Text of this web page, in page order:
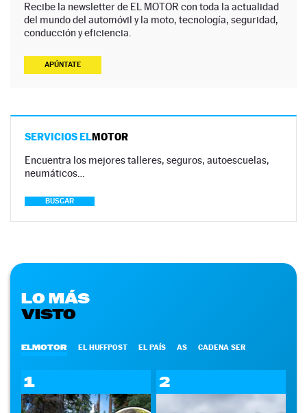
Recibe la newsletter de EL MOTOR con toda la actualidad
del mundo del automóvil y la moto, tecnología, seguridad,
conducción y eficiencia.
APÚNTATE
SERVICIOS ELMOTOR
Encuentra los mejores talleres, seguros, autoescuelas,
neumáticos…
BUSCAR
LO MÁS
VISTO
ELMOTOR EL HUFFPOST EL PAÍS AS CADENA SER
1 2